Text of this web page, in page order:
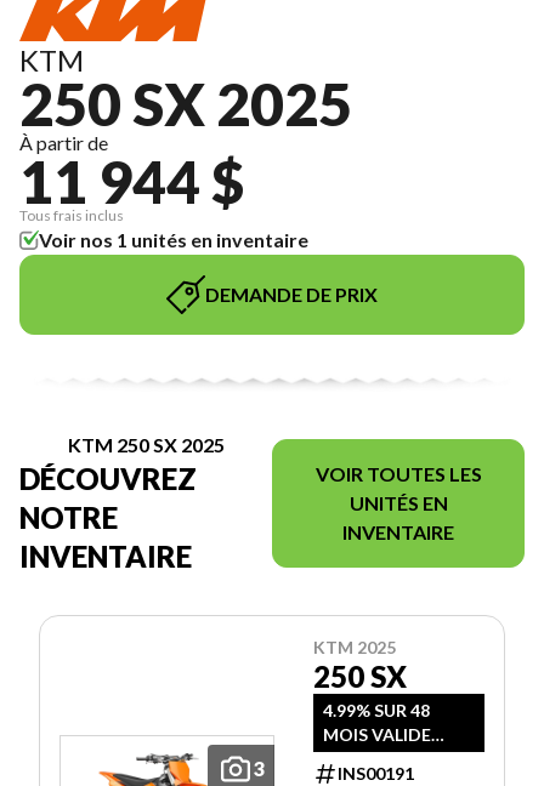
KTM
250 SX 2025
À partir de
11 944 $
Tous frais inclus
Voir nos 1 unités en inventaire
DEMANDE DE PRIX
KTM 250 SX 2025
DÉCOUVREZ
NOTRE
INVENTAIRE
VOIR TOUTES LES
UNITÉS EN
INVENTAIRE
3
KTM 2025
250 SX
4.99% SUR 48
MOIS VALIDE
JUSQU'AU 30 JUIN
INS00191